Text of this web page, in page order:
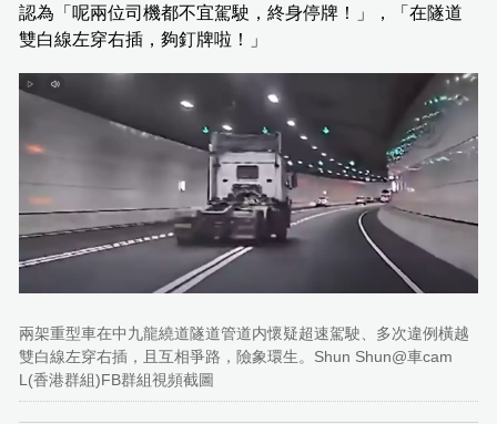
認為「呢兩位司機都不宜駕駛，終身停牌！」，「在隧道
雙白線左穿右插，夠釘牌啦！」
兩架重型車在中九龍繞道隧道管道内懷疑超速駕駛、多次違例橫越
雙白線左穿右插，且互相爭路，險象環生。Shun Shun@車cam
L(香港群組)FB群組視頻截圖